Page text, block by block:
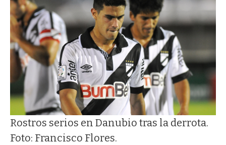
Rostros serios en Danubio tras la derrota.
Foto: Francisco Flores.